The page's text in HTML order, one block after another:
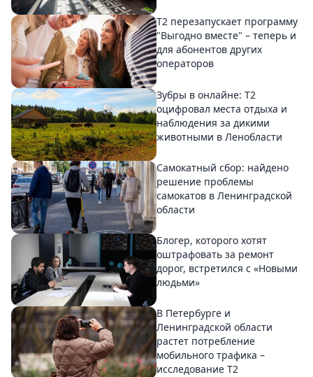
Т2 перезапускает программу
"Выгодно вместе" – теперь и
для абонентов других
операторов
Зубры в онлайне: Т2
оцифровал места отдыха и
наблюдения за дикими
животными в Ленобласти
Самокатный сбор: найдено
решение проблемы
самокатов в Ленинградской
области
Блогер, которого хотят
оштрафовать за ремонт
дорог, встретился с «Новыми
людьми»
В Петербурге и
Ленинградской области
растет потребление
мобильного трафика –
исследование T2